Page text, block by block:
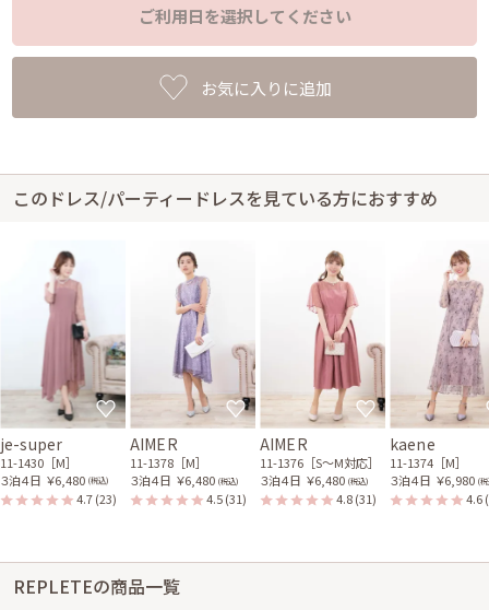
ご利用日を選択してください
お気に入りに追加
このドレス/パーティードレスを見ている方におすすめ
je-super
11-1430［M］
３泊４日 ￥6,480 (税込)
4.7(23)
AIMER
11-1378［M］
３泊４日 ￥6,480 (税込)
4.5(31)
AIMER
11-1376［S〜M対応］
３泊４日 ￥6,480 (税込)
4.8(31)
kaene
11-1374［M］
３泊４日 ￥6,980 (
4.6
REPLETEの商品一覧